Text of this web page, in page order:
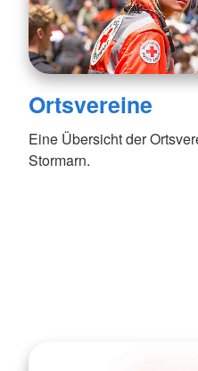
Ortsvereine
Eine Übersicht der
Stormarn.